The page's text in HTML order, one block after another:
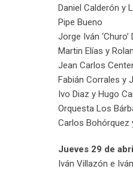
Daniel Calderón y
Pipe Bueno
Jorge Iván
Martin Elías y
Jean Carlos
Fabián Corrales y
Ivo Diaz y Hugo
Orquesta Los
Carlos Bohórquez
Jueves 29 de
Iván Villazón e